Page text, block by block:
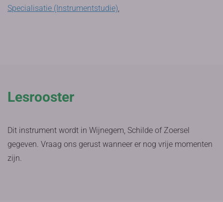
Specialisatie (Instrumentstudie),
Lesrooster
Dit instrument wordt in Wijnegem, Schilde of Zoersel
gegeven. Vraag ons gerust wanneer er nog vrije momenten
zijn.